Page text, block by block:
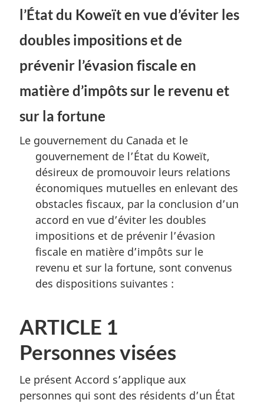
l’État du Koweït en vue d’éviter les
doubles impositions et de
prévenir l’évasion fiscale en
matière d’impôts sur le revenu et
sur la fortune
Le gouvernement du Canada et le
gouvernement de l’État du Koweït,
désireux de promouvoir leurs relations
économiques mutuelles en enlevant des
obstacles fiscaux, par la conclusion d’un
accord en vue d’éviter les doubles
impositions et de prévenir l’évasion
fiscale en matière d’impôts sur le
revenu et sur la fortune, sont convenus
des dispositions suivantes :
ARTICLE 1
Personnes visées
Le présent Accord s’applique aux
personnes qui sont des résidents d’un État